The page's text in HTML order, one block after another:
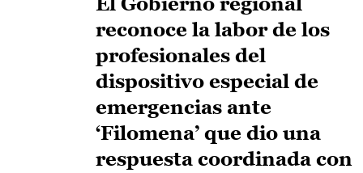
reconoce la labor de los
profesionales del
dispositivo especial de
emergencias ante
‘Filomena’ que dio una
respuesta coordinada con